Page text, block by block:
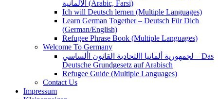
الألمانية (Arabic, Farsi)
Ich will Deutsch lernen (Multiple Languages)
Learn German Together – Deutsch Für Dich
(German/English)
Refugee Phrase Book (Multiple Languages)
Welcome To Germany
لجمهورية ألمانيا االتحادية القانون األساسي – Das
Deutsche Grundgesetz auf Arabisch
Refugee Guide (Multiple Languages)
Contact Us
Impressum